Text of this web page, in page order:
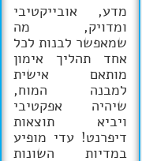
מדע, אובייקטיבי
ומדויק, מה
שמאפשר לבנות לכל
אחד תהליך אימון
מותאם אישית
למבנה המוח,
שיהיה אפקטיבי
ויביא תוצאות
דיפרנט! עדי מופיע
במדיות השונות